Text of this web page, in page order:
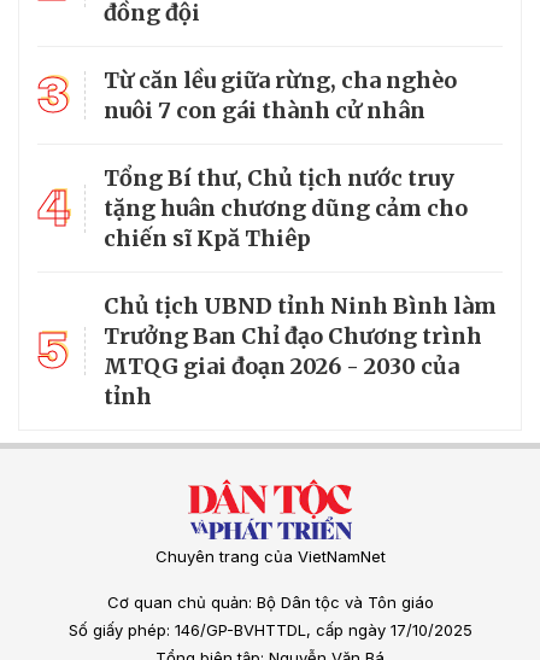
đồng đội
3
Từ căn lều giữa rừng, cha nghèo
nuôi 7 con gái thành cử nhân
4
Tổng Bí thư, Chủ tịch nước truy
tặng huân chương dũng cảm cho
chiến sĩ Kpă Thiêp
5
Chủ tịch UBND tỉnh Ninh Bình làm
Trưởng Ban Chỉ đạo Chương trình
MTQG giai đoạn 2026 - 2030 của
tỉnh
Chuyên trang của VietNamNet
Cơ quan chủ quản: Bộ Dân tộc và Tôn giáo
Số giấy phép: 146/GP-BVHTTDL, cấp ngày 17/10/2025